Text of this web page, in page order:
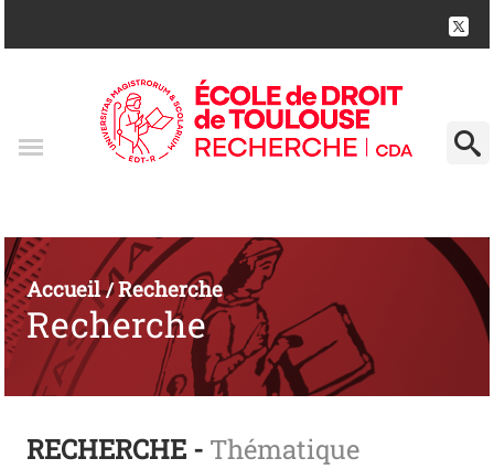
Accueil/Recherche
Recherche
RECHERCHE - Thématique